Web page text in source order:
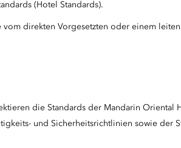
(Hotel Standards).
direkten Vorgesetzten oder einem
die Standards der Mandarin Oriental
und Sicherheitsrichtlinien sowie der